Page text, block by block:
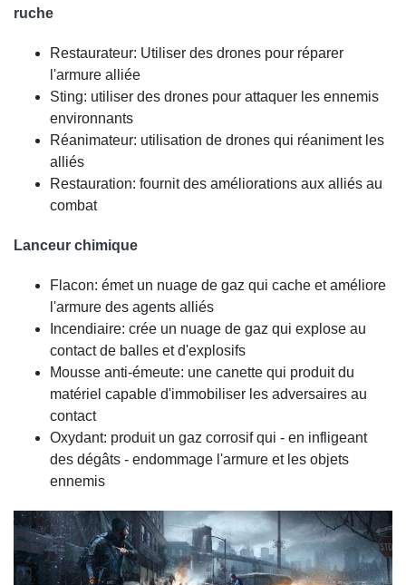
ruche
Restaurateur: Utiliser des drones pour réparer
l'armure alliée
Sting: utiliser des drones pour attaquer les ennemis
environnants
Réanimateur: utilisation de drones qui réaniment les
alliés
Restauration: fournit des améliorations aux alliés au
combat
Lanceur chimique
Flacon: émet un nuage de gaz qui cache et améliore
l'armure des agents alliés
Incendiaire: crée un nuage de gaz qui explose au
contact de balles et d'explosifs
Mousse anti-émeute: une canette qui produit du
matériel capable d'immobiliser les adversaires au
contact
Oxydant: produit un gaz corrosif qui - en infligeant
des dégâts - endommage l'armure et les objets
ennemis